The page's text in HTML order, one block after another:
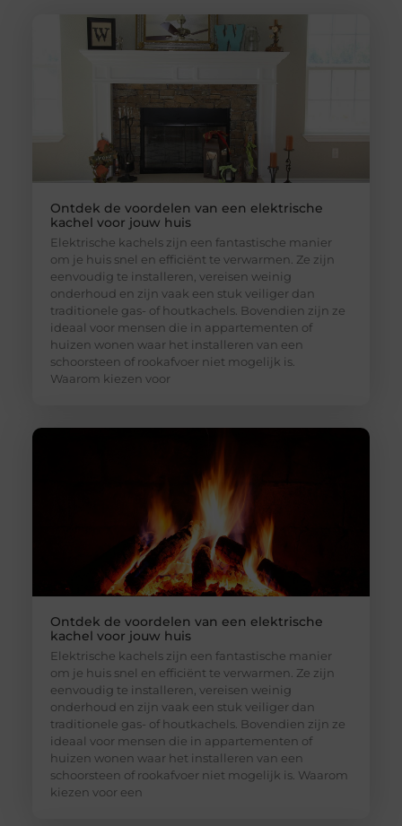
Ontdek de voordelen van een elektrische
kachel voor jouw huis
Elektrische kachels zijn een fantastische manier
om je huis snel en efficiënt te verwarmen. Ze zijn
eenvoudig te installeren, vereisen weinig
onderhoud en zijn vaak een stuk veiliger dan
traditionele gas- of houtkachels. Bovendien zijn ze
ideaal voor mensen die in appartementen of
huizen wonen waar het installeren van een
schoorsteen of rookafvoer niet mogelijk is.
Waarom kiezen voor
Ontdek de voordelen van een elektrische
kachel voor jouw huis
Elektrische kachels zijn een fantastische manier
om je huis snel en efficiënt te verwarmen. Ze zijn
eenvoudig te installeren, vereisen weinig
onderhoud en zijn vaak een stuk veiliger dan
traditionele gas- of houtkachels. Bovendien zijn ze
ideaal voor mensen die in appartementen of
huizen wonen waar het installeren van een
schoorsteen of rookafvoer niet mogelijk is. Waarom
kiezen voor een